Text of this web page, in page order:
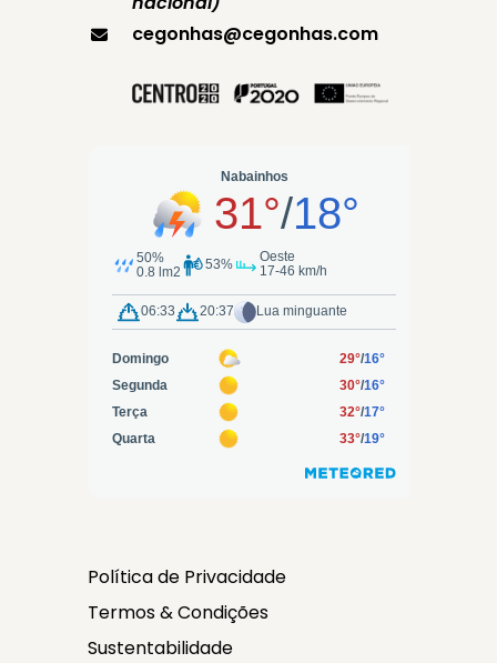
cegonhas@cegonhas.com
Política de Privacidade
Termos & Condições
Sustentabilidade